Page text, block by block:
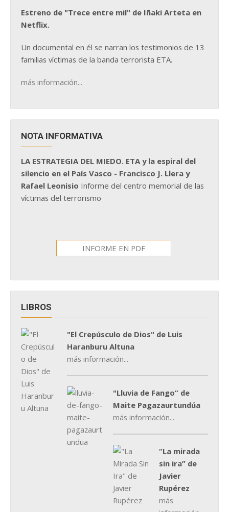
Estreno de "Trece entre mil" de Iñaki Arteta en
Netflix.
Un documental en él se narran los testimonios de 13
familias víctimas de la banda terrorista ETA.
más información...
NOTA INFORMATIVA
LA ESTRATEGIA DEL MIEDO. ETA y la espiral del
silencio en el País Vasco - Francisco J. Llera y
Rafael Leonisio Informe del centro memorial de las
víctimas del terrorismo
INFORME EN PDF
LIBROS
"El Crepúsculo de Dios" de Luis
Haranburu Altuna
más información...
"Lluvia de Fango” de
Maite Pagazaurtundúa
más información...
“La mirada
sin ira” de
Javier
Rupérez
más